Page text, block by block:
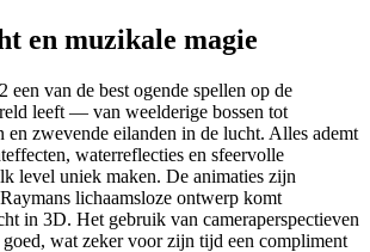
en muzikale magie
een van de best ogende spellen op de
leeft — van weelderige bossen tot
en zwevende eilanden in de lucht. Alles ademt
waterreflecties en sfeervolle
level uniek maken. De animaties zijn
lichaamsloze ontwerp komt
in 3D. Het gebruik van cameraperspectieven
goed, wat zeker voor zijn tijd een compliment